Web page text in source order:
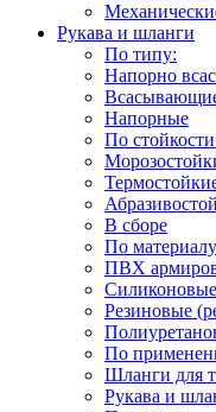
Рукава и шланги
По типу:
Напорно
Напорные
По
В сборе
По
ПВХ
Силиконовые
Резиновые
По
Шланги для
Рукава и